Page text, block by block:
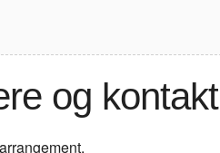
og